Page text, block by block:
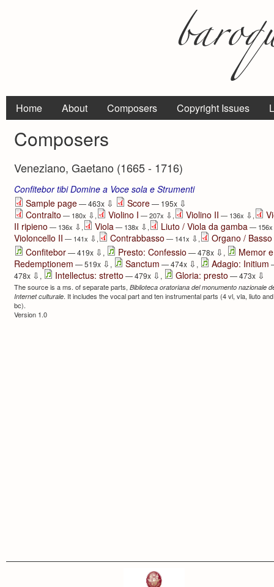
Home About Composers Copyright Issues
Composers
Veneziano, Gaetano (1665 - 1716)
Confitebor tibi Domine a Voce sola e Strumenti
Sample page— 463x ⇩ Score— 195x ⇩
Contralto — 180x ⇩, Violino I — 207x ⇩, Violino II — 136x ⇩,
II ripieno — 136x ⇩, Viola — 138x ⇩, Liuto / Viola da gamba — 156x
Violoncello II — 141x ⇩, Contrabbasso — 141x ⇩,
Organo /
Confitebor— 419x ⇩ , Presto: Confessio — 478x ⇩ ,
Memor
Redemptionem — 519x ⇩ , Sanctum — 474x ⇩ , Adagio: Initium
478x ⇩ , Intellectus: stretto — 479x ⇩ , Gloria: presto — 473x ⇩
The source is a ms. of separate parts, Biblioteca oratoriana del monumento nazionale
Internet culturale. It includes the vocal part and ten instrumental parts (4 vl, vla, liuto
bc).
Version 1.0